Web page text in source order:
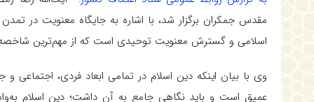
مقدس جمکران برگزار شد، با اشاره به جایگاه معنویت در
اسلامی و گسترش معنویت توحیدی است که از مهم‌ترین
وی با بیان اینکه دین اسلام در تمامی ابعاد فردی،
عمیق است و باید نگاهی جامع به آن داشت؛ دین اسلام